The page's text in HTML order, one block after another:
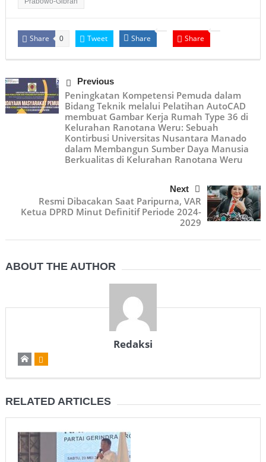
Share 0 Tweet Share Share
Previous
Peningkatan Kompetensi Pemuda dalam
Bidang Teknik melalui Pelatihan AutoCAD
membuat Gambar Kerja Rumah Type 36 di
Kelurahan Ranotana Weru: Sebuah
Kontirbusi Universitas Nusantara Manado
dalam Membangun Sumber Daya Manusia
Berkualitas di Kelurahan Ranotana Weru
Next
Resmi Dibacakan Saat Paripurna, VAR
Ketua DPRD Minut Definitif Periode 2024-
2029
ABOUT THE AUTHOR
Redaksi
RELATED ARTICLES